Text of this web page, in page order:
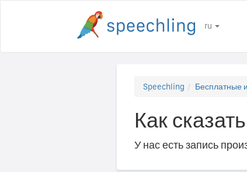
ru
Speechling Бесплатные
Как
У нас есть запись